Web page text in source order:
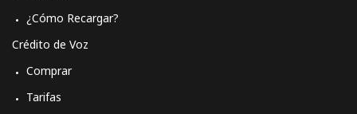
¿Cómo Recargar?
Crédito de Voz
Comprar
Tarifas